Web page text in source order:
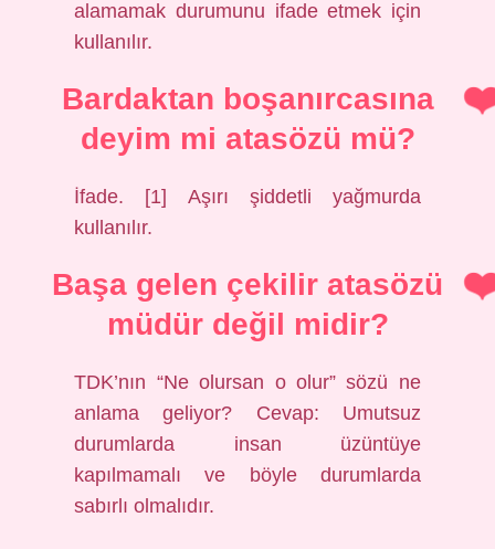
alamamak durumunu ifade etmek için
kullanılır.
Bardaktan boşanırcasına
deyim mi atasözü mü?
İfade. [1] Aşırı şiddetli yağmurda
kullanılır.
Başa gelen çekilir atasözü
müdür değil midir?
TDK’nın “Ne olursan o olur” sözü ne
anlama geliyor? Cevap: Umutsuz
durumlarda insan üzüntüye
kapılmamalı ve böyle durumlarda
sabırlı olmalıdır.